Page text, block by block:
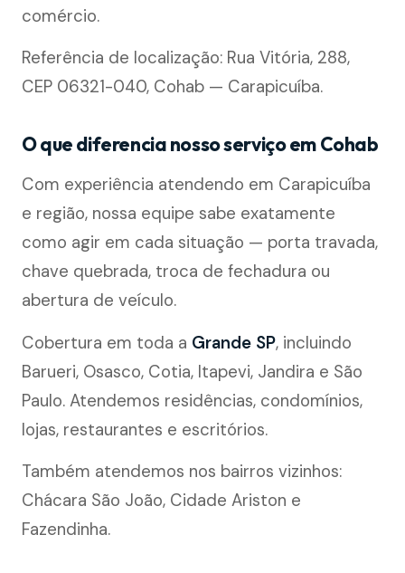
comércio.
Referência de localização: Rua Vitória, 288,
CEP 06321-040, Cohab — Carapicuíba.
O que diferencia nosso serviço em Cohab
Com experiência atendendo em Carapicuíba
e região, nossa equipe sabe exatamente
como agir em cada situação — porta travada,
chave quebrada, troca de fechadura ou
abertura de veículo.
Cobertura em toda a Grande SP, incluindo
Barueri, Osasco, Cotia, Itapevi, Jandira e São
Paulo. Atendemos residências, condomínios,
lojas, restaurantes e escritórios.
Também atendemos nos bairros vizinhos:
Chácara São João, Cidade Ariston e
Fazendinha.